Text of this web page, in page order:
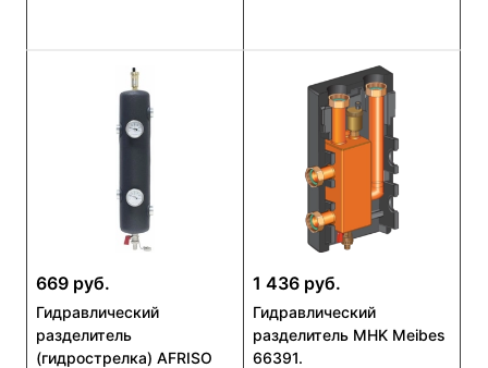
669 руб.
Гидравлический
разделитель
(гидрострелка) AFRISO
1 436 руб.
Гидравлический
разделитель MHK Meibes
66391.